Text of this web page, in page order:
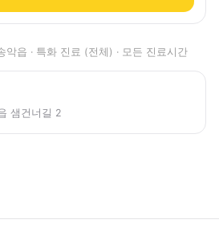
악읍 · 특화 진료 (전체) · 모든 진료시간
샘건너길 2